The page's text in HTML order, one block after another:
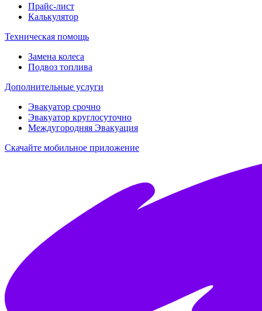
Прайс-лист
Калькулятор
Техническая помощь
Замена колеса
Подвоз топлива
Дополнительные услуги
Эвакуатор срочно
Эвакуатор круглосуточно
Междугородняя Эвакуация
Скачайте мобильное приложение